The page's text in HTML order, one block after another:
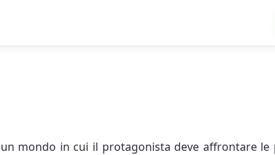
mondo in cui il protagonista deve affrontare